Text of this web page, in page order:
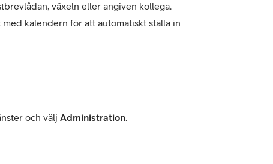
växeln eller angiven kollega.
kalendern för att automatiskt ställa in
och välj Administration.